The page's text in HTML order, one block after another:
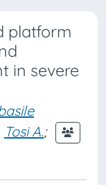
platform
in severe
Tosi A.;